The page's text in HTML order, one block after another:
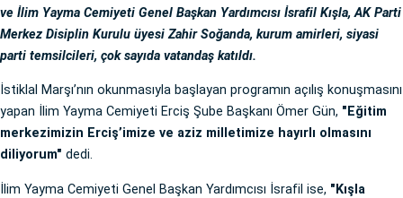
ve İlim Yayma Cemiyeti Genel Başkan Yardımcısı İsrafil Kışla, AK Parti
Merkez Disiplin Kurulu üyesi Zahir Soğanda, kurum amirleri, siyasi
parti temsilcileri, çok sayıda vatandaş katıldı.
İstiklal Marşı’nın okunmasıyla başlayan programın açılış konuşmasını
yapan İlim Yayma Cemiyeti Erciş Şube Başkanı Ömer Gün, "Eğitim
merkezimizin Erciş’imize ve aziz milletimize hayırlı olmasını
diliyorum" dedi.
İlim Yayma Cemiyeti Genel Başkan Yardımcısı İsrafil ise, "Kışla